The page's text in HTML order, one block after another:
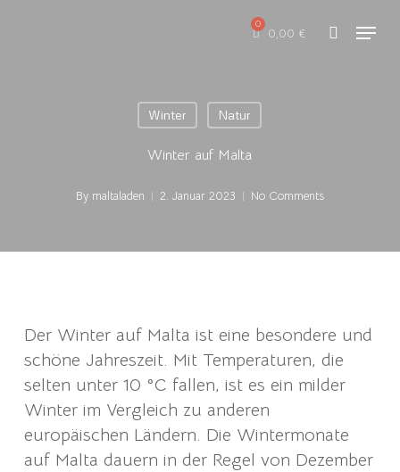
0,00 € search
Menu
Winter Natur
Winter auf Malta
By maltaladen 2. Januar 2023 No Comments
Der Winter auf Malta ist eine besondere und
schöne Jahreszeit. Mit Temperaturen, die
selten unter 10 °C fallen, ist es ein milder
Winter im Vergleich zu anderen
europäischen Ländern. Die Wintermonate
auf Malta dauern in der Regel von Dezember